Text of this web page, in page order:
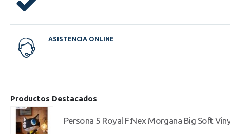
ASISTENCIA ONLINE
Productos Destacados
Persona 5 Royal F:Nex Morgana Big Soft